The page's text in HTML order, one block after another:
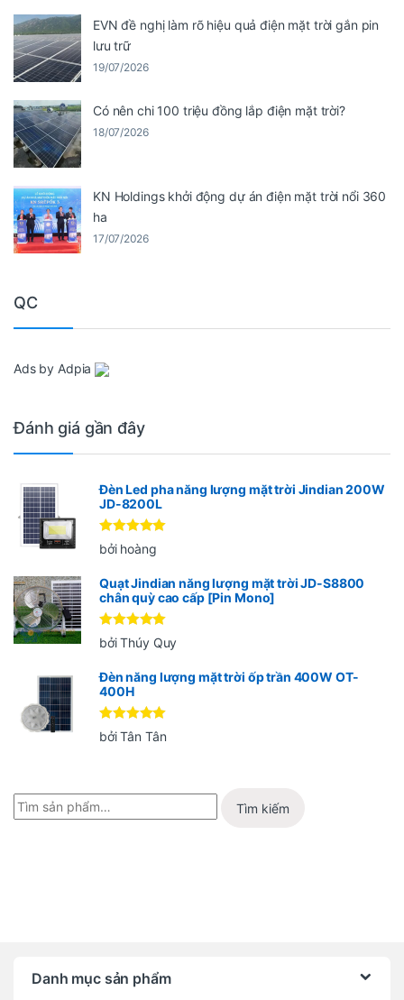
EVN đề nghị làm rõ hiệu quả điện mặt trời gắn pin
lưu trữ
19/07/2026
Có nên chi 100 triệu đồng lắp điện mặt trời?
18/07/2026
KN Holdings khởi động dự án điện mặt trời nổi 360
ha
17/07/2026
QC
Ads by Adpia
Đánh giá gần đây
Đèn Led pha năng lượng mặt trời Jindian 200W
JD-8200L
Được xếp
hạng55
bởi hoàng
Quạt Jindian năng lượng mặt trời JD-S8800
chân quỳ cao cấp [Pin Mono]
Được xếp
hạng 5 5
bởi Thúy Quy
Đèn năng lượng mặt trời ốp trần 400W OT-
400H
Được xếp
hạng 55
bởi Tân Tân
Tìm kiếm
Danh mục sản phẩm